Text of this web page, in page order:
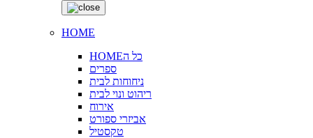
HOME
HOMEכל ה
ספרים
ניחוחות לבית
ריהוט ונוי לבית
אירוח
אביזרי ספורט
טקסטיל